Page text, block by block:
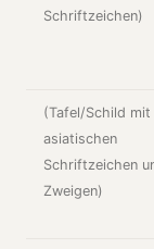
Schriftzeichen)
(Tafel/Schild mit
asiatischen
Schriftzeichen
Zweigen)